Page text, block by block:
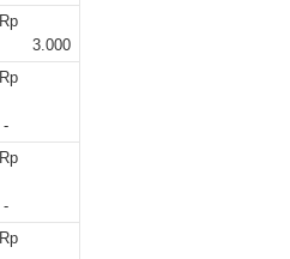
Rp
3.000
Rp
-
Rp
-
Rp